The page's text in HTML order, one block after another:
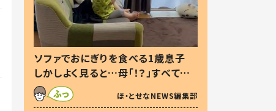
ソファでおにぎりを食べる1歳息子
しかしよく見ると…母「！？」すべてを
察した母の投稿に「可愛いから許
す！」「現行犯〜」
ほ・とせなNEWS編集部